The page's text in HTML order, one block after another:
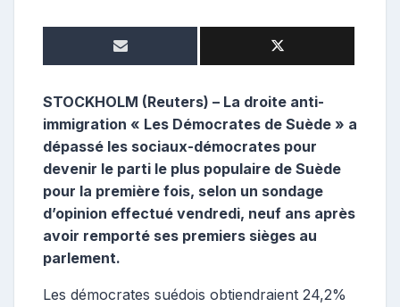
STOCKHOLM (Reuters) – La droite anti-
immigration « Les Démocrates de Suède » a
dépassé les sociaux-démocrates pour
devenir le parti le plus populaire de Suède
pour la première fois, selon un sondage
d’opinion effectué vendredi, neuf ans après
avoir remporté ses premiers sièges au
parlement.
Les démocrates suédois obtiendraient 24,2%